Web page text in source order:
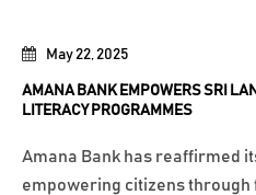
May 22, 2025
AMANA BANK EMPOWERS SRI
LITERACY PROGRAMMES
Amana Bank has reaffirmed
empowering citizens